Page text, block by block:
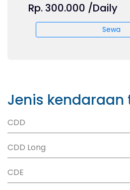
Rp. 300.000 /Daily
Sewa
Jenis kendaraan
CDD
CDD Long
CDE